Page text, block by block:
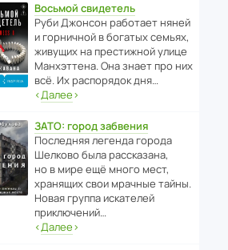
Восьмой свидетель
Руби Джонсон рабо­тает няней
и горни­чной в богатых семьях,
живущих на прес­ти­жной улице
Манх­эт­тена. Она знает про них
всё. Их распо­рядок дня…
‹Далее›
ЗАТО: город забвения
После­дняя легенда города
Шелково была расска­зана,
но в мире ещё много мест,
хранящих свои мрачные тайны.
Новая группа иска­телей
приключений…
‹Далее›